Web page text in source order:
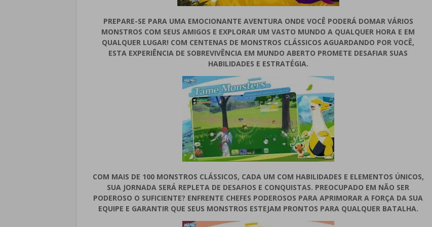
PREPARE-SE PARA UMA EMOCIONANTE AVENTURA ONDE VOCÊ PODERÁ DOMAR VÁRIOS
MONSTROS COM SEUS AMIGOS E EXPLORAR UM VASTO MUNDO A QUALQUER HORA E EM
QUALQUER LUGAR! COM CENTENAS DE MONSTROS CLÁSSICOS AGUARDANDO POR VOCÊ,
ESTA EXPERIÊNCIA DE SOBREVIVÊNCIA EM MUNDO ABERTO PROMETE DESAFIAR SUAS
HABILIDADES E ESTRATÉGIA.
COM MAIS DE 100 MONSTROS CLÁSSICOS, CADA UM COM HABILIDADES E ELEMENTOS ÚNICOS,
SUA JORNADA SERÁ REPLETA DE DESAFIOS E CONQUISTAS. PREOCUPADO EM NÃO SER
PODEROSO O SUFICIENTE? ENFRENTE CHEFES PODEROSOS PARA APRIMORAR A FORÇA DA SUA
EQUIPE E GARANTIR QUE SEUS MONSTROS ESTEJAM PRONTOS PARA QUALQUER BATALHA.